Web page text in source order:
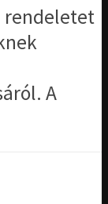
rendeletet
A